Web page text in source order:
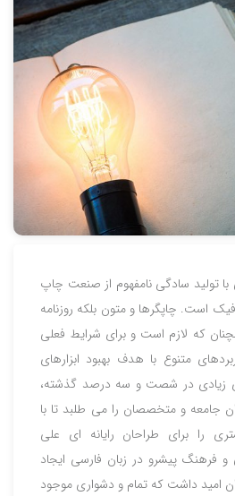
تولید سادگی نامفهوم از صنعت چاپ
است. چاپگرها و متون بلکه روزنامه
که لازم است و برای شرایط فعلی
متنوع با هدف بهبود ابزارهای
زیادی در شصت و سه درصد گذشته،
جامعه و متخصصان را می طلبد تا با
را برای طراحان رایانه ای علی
فرهنگ پیشرو در زبان فارسی ایجاد
امید داشت که تمام و دشواری موجود